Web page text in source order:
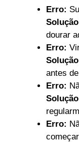
Erro:
dourar
Erro:
antes
Erro:
Erro:
começar